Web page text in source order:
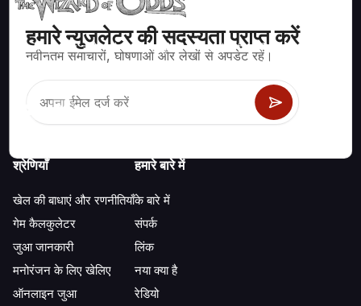
हमारे न्युजलेटर की सदस्यता प्राप्त करें
नवीनतम समाचारों, घोषणाओं और लेखों से अपडेट रहें।
ब्लैकजैक, क्रेप्स, रूलेट और अन्य सैकड़ों कैसीनो खेलों के लिए गणितीय रूप से सही
श्रेणियाँ
खेल की बाधाएं और रणनीतियाँ
गेम कैलकुलेटर
जुआ जानकारी
मनोरंजन के लिए खेलिए
ऑनलाइन जुआ
हमारे बारे में
के बारे में
संपर्क
लिंक
नया क्या है
रेडियो